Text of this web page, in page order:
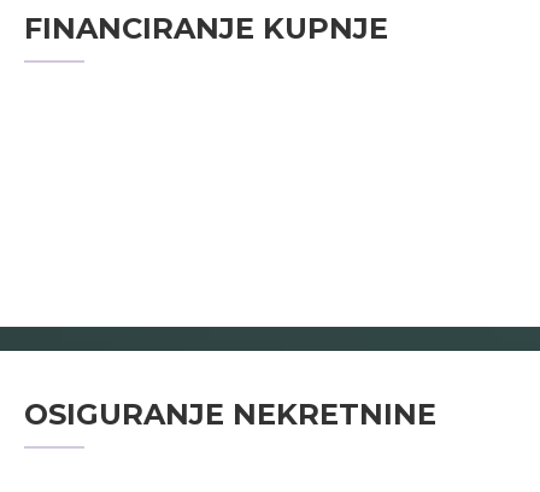
FINANCIRANJE KUPNJE
OSIGURANJE NEKRETNINE